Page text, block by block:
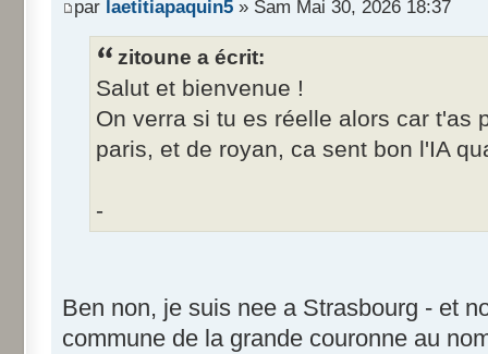
par laetitiapaquin5 » Sam Mai 30, 2026 18:37
zitoune a écrit:
Salut et bienvenue !
On verra si tu es réelle alors car t'as
paris, et de royan, ca sent bon l'IA
-
Ben non, je suis nee a Strasbourg - et
commune de la grande couronne au